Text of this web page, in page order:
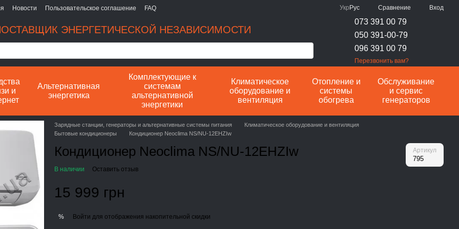
Новости Пользовательское соглашение FAQ Укр Рус Сравнение Вход
ЭНЕРГЕТИЧЕСКОЙ НЕЗАВИСИМОСТИ
073 391 00 79
050 391-00-79
096 391 00 79
Перезвонить вам?
и
Альтернативная
энергетика
Комплектующие к
системам
альтернативной
энергетики
Климатическое
оборудование и
вентиляция
Отопление и
системы
обогрева
Обслуживание
и сервис
генераторов
Зарядные станции, генераторы и альтернативные системы питания
Климатическое оборудование и вентиляция
Бытовые кондиционеры
Кондиционер Neoclima NS/NU-12EHZIw
Кондиционер Neoclima NS/NU-12EHZIw Артикул
795
В наличии Оставить отзыв
15 999 грн
% Войти для отображения накопительной скидки